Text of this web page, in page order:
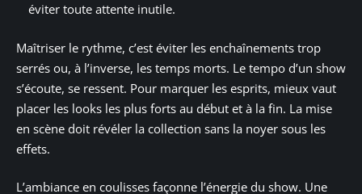
éviter toute attente inutile.
Maîtriser le rythme, c’est éviter les enchaînements trop
serrés ou, à l’inverse, les temps morts. Le tempo d’un show
s’écoute, se ressent. Pour marquer les esprits, mieux vaut
placer les looks les plus forts au début et à la fin. La mise
en scène doit révéler la collection sans la noyer sous les
effets.
L’ambiance en coulisses façonne l’énergie du show. Une